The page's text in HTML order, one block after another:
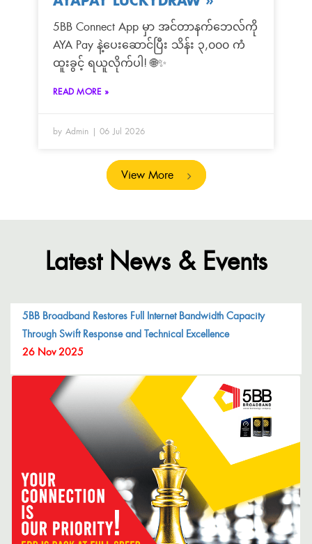
5BB Connect App မှာ အင်တာနက်ဘေလ်ကို
AYA Pay နဲ့ပေးဆောင်ပြီး သိန်း ၃,၀၀၀ ကံ
ထူးခွင့် ရယူလိုက်ပါ! 🌐✨
READ MORE »
by Admin 06 Jul 2026
View More
Latest News & Events
5BB Broadband Restores Full Internet Bandwidth Capacity
Through Swift Response and Technical Excellence
26 Nov 2025